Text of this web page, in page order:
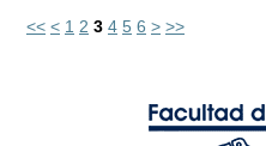
<< < 1 2 3 4 5 6 > >>